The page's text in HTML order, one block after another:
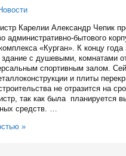
Карелии Александр Чепик
административно-бытового
«Курган». К концу года
здание с душевыми, комнатами
спортивным залом.
и плиты
не отразится на
так как была планируется
средств. …
»